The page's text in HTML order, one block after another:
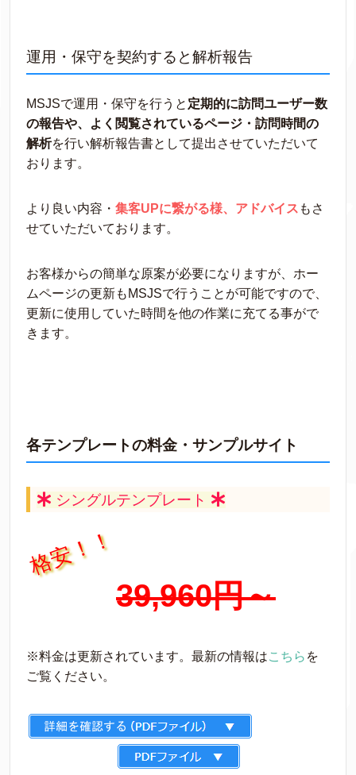
運用・保守を契約すると解析報告
MSJSで運用・保守を行うと 定期的に訪問ユーザー数
の報告や、よく閲覧されているページ・訪問時間の
解析を行い解析報告書として提出させていただいて
おります。
より良い内容・ 集客UPに繋がる様、アドバイス もさ
せていただいております。
お客様からの簡単な原案が必要になりますが、ホー
ムページの更新もMSJSで行うことが可能ですので、
更新に使用していた時間を他の作業に充てる事がで
きます。
各テンプレートの料金・サンプルサイト
シングルテンプレート
格安！！
39,960円～
※料金は更新されています。最新の情報はこちら を
ご覧ください。